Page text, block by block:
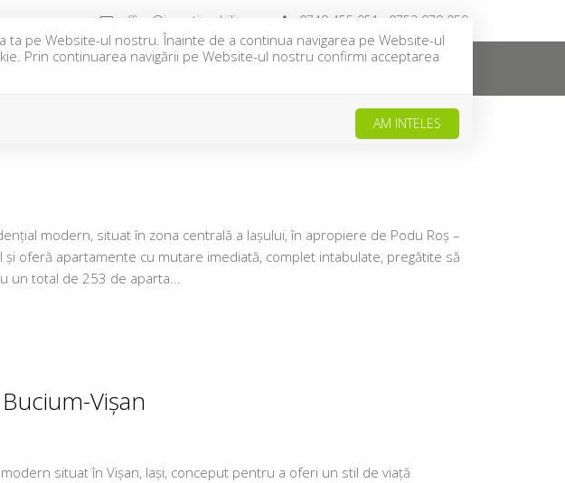
pe Website-ul nostru. Înainte de a continua navigarea pe Website-ul
Prin continuarea navigării pe Website-ul nostru confirmi acceptarea
AM INTELES
office@investimobiliare.ro 0749 455 951 ; 0752 979 059
CONTACT OFERTA TA
modern, situat în zona centrală a Iașului, în apropiere de Podu Roș –
și oferă apartamente cu mutare imediată, complet intabulate, pregătite să
un total de 253 de aparta...
Bucium-Vișan
situat în Vișan, Iași, conceput pentru a oferi un stil de viață